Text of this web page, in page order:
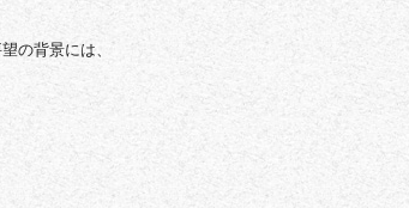
の背景には、